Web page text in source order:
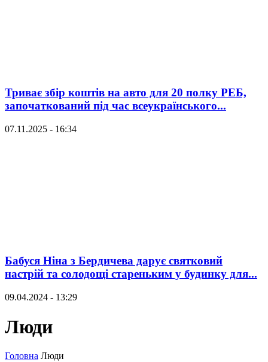
Триває збір коштів на авто для 20 полку РЕБ,
започаткований під час всеукраїнського...
07.11.2025 - 16:34
Бабуся Ніна з Бердичева дарує святковий
настрій та солодощі стареньким у будинку для...
09.04.2024 - 13:29
Люди
Головна Люди